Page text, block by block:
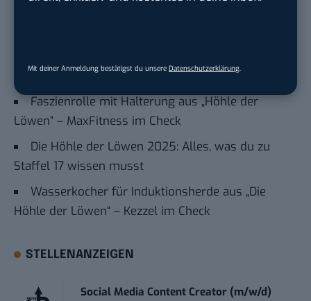
Mit deiner Anmeldung bestätigst du unsere Datenschutzerklärung.
HornyFeet im Check
Faszienrolle mit Halterung aus „Höhle der
Löwen“ – MaxFitness im Check
Die Höhle der Löwen 2025: Alles, was du zu
Staffel 17 wissen musst
Wasserkocher für Induktionsherde aus „Die
Höhle der Löwen“ – Kezzel im Check
STELLENANZEIGEN
Social Media Content Creator (m/w/d)